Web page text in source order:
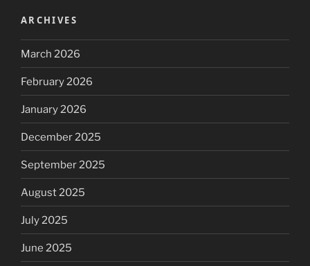
ARCHIVES
March 2026
February 2026
January 2026
December 2025
September 2025
August 2025
July 2025
June 2025